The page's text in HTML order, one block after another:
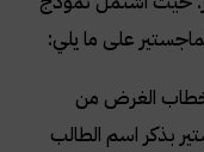
على ما يلي:
الغرض من
بذكر اسم الطالب